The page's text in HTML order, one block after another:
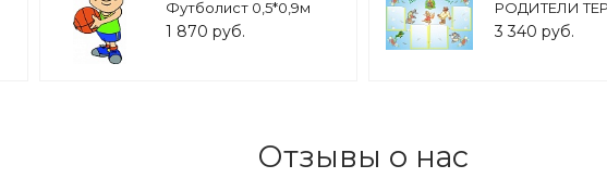
Футболист 0,5*0,9м
арт.459
1 870 руб.
РОДИТЕЛИ
1,1*0,75м 4
3 340 руб.
Отзывы о нас